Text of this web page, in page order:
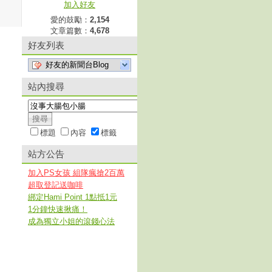
加入好友
愛的鼓勵： 2,154
文章篇數： 4,678
好友列表
好友的新聞台Blog
站內搜尋
標題 內容 標籤
站方公告
加入PS女孩 組隊瘋搶2百萬
超取登記送咖啡
綁定Hami Point 1點抵1元
1分鐘快速揪痛！
成為獨立小姐的滾錢心法